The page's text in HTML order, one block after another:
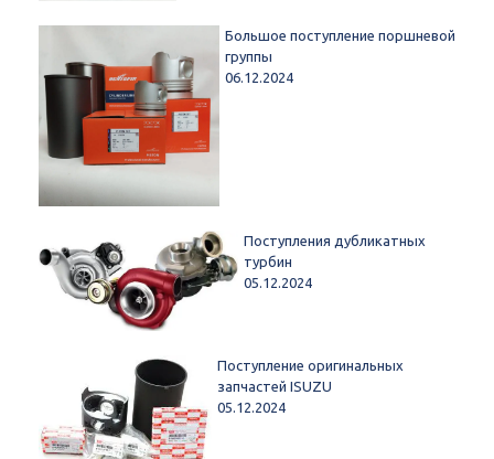
Большое поступление поршневой
группы
06.12.2024
Поступления дубликатных
турбин
05.12.2024
Поступление оригинальных
запчастей ISUZU
05.12.2024